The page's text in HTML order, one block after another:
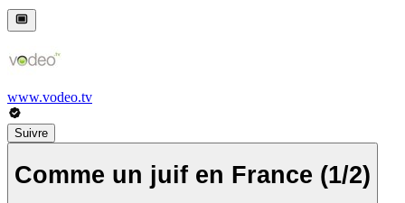
www.vodeo.tv
Suivre
Comme un juif en France (1/2)